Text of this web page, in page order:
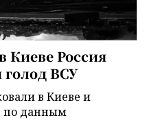
Киеве Россия
ВСУ
в Киеве и
по данным